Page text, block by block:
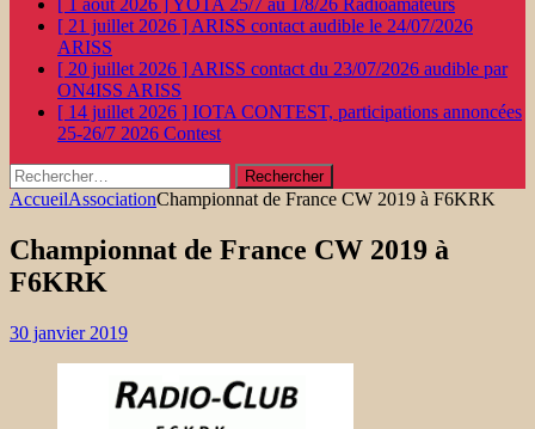
[ 1 août 2026 ] YOTA 25/7 au 1/8/26 Radioamateurs
[ 21 juillet 2026 ] ARISS contact audible le 24/07/2026
ARISS
[ 20 juillet 2026 ] ARISS contact du 23/07/2026 audible par
ON4ISS ARISS
[ 14 juillet 2026 ] IOTA CONTEST, participations annoncées
25-26/7 2026 Contest
Rechercher :
AccueilAssociationChampionnat de France CW 2019 à F6KRK
Championnat de France CW 2019 à
F6KRK
30 janvier 2019